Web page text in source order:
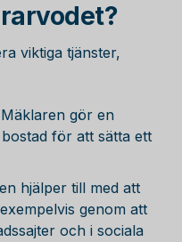
viktiga tjänster,
gör en
för att sätta ett
hjälper till med att
genom att
och i sociala